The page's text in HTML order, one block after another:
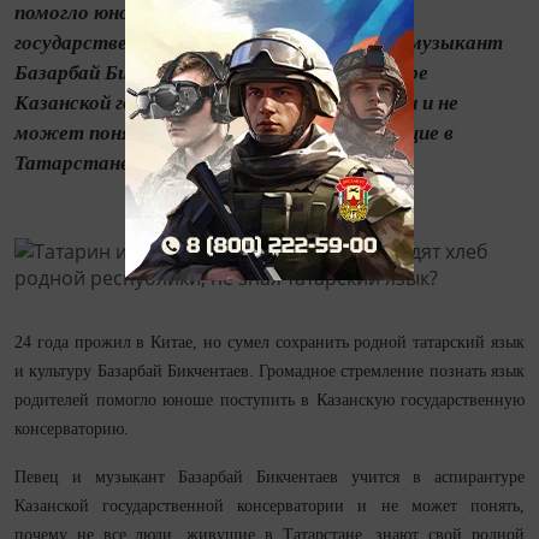
помогло юноше поступить в Казанскую
государственную консерваторию. Певец и музыкант
Базарбай Бикчентаев учится в аспирантуре
Казанской государственной консерватории и не
может понять, почему не все люди, живущие в
Татарстане, знают...
24 года прожил в Китае, но сумел сохранить родной татарский язык
и культуру Базарбай Бикчентаев. Громадное стремление познать язык
родителей помогло юноше поступить в Казанскую государственную
консерваторию.
Певец и музыкант Базарбай Бикчентаев учится в аспирантуре
Казанской государственной консерватории и не может понять,
почему не все люди, живущие в Татарстане, знают свой родной